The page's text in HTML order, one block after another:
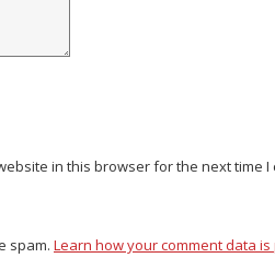
in this browser for the next time I
spam. Learn how your comment data